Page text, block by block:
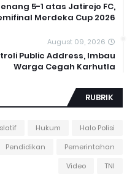
5-1 atas Jatirejo FC,
Merdeka Cup 2026
August 09, 2026
Public Address, Imbau
Warga Cegah Karhutla
RUBRIK
Halo Polisi
Hukum
Pemerintahan
Pendidikan
TNI
Video